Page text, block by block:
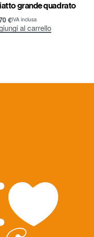
grande quadrato
€IVA inclusa
al carrello